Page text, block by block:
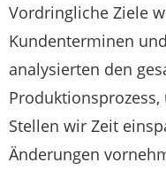
Vordringliche Ziele
Kundenterminen
analysierten den
Stellen wir Zeit
Änderungen